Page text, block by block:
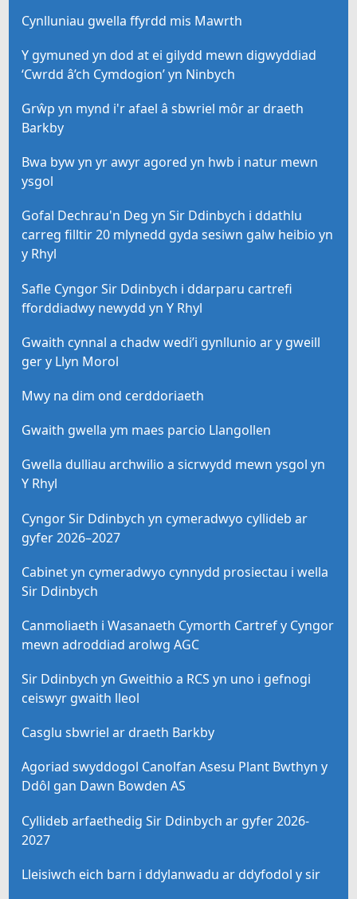
Cynlluniau gwella ffyrdd mis Mawrth
Y gymuned yn dod at ei gilydd mewn digwyddiad
‘Cwrdd â’ch Cymdogion’ yn Ninbych
Grŵp yn mynd i'r afael â sbwriel môr ar draeth
Barkby
Bwa byw yn yr awyr agored yn hwb i natur mewn
ysgol
Gofal Dechrau'n Deg yn Sir Ddinbych i ddathlu
carreg filltir 20 mlynedd gyda sesiwn galw heibio yn
y Rhyl
Safle Cyngor Sir Ddinbych i ddarparu cartrefi
fforddiadwy newydd yn Y Rhyl
Gwaith cynnal a chadw wedi’i gynllunio ar y gweill
ger y Llyn Morol
Mwy na dim ond cerddoriaeth
Gwaith gwella ym maes parcio Llangollen
Gwella dulliau archwilio a sicrwydd mewn ysgol yn
Y Rhyl
Cyngor Sir Ddinbych yn cymeradwyo cyllideb ar
gyfer 2026–2027
Cabinet yn cymeradwyo cynnydd prosiectau i wella
Sir Ddinbych
Canmoliaeth i Wasanaeth Cymorth Cartref y Cyngor
mewn adroddiad arolwg AGC
Sir Ddinbych yn Gweithio a RCS yn uno i gefnogi
ceiswyr gwaith lleol
Casglu sbwriel ar draeth Barkby
Agoriad swyddogol Canolfan Asesu Plant Bwthyn y
Ddôl gan Dawn Bowden AS
Cyllideb arfaethedig Sir Ddinbych ar gyfer 2026-
2027
Lleisiwch eich barn i ddylanwadu ar ddyfodol y sir